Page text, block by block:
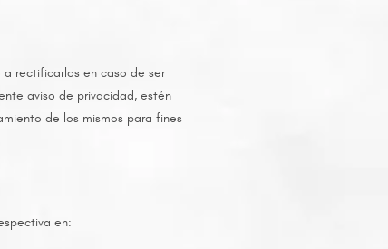
rectificarlos en caso de ser
aviso de privacidad, estén
de los mismos para fines
en: